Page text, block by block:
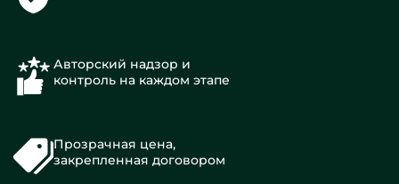
Авторский надзор и
контроль на каждом этапе
Прозрачная цена,
закрепленная договором